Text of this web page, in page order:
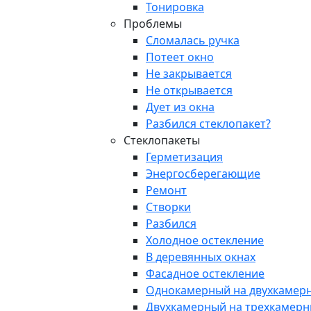
Тонировка
Проблемы
Сломалась ручка
Потеет окно
Не закрывается
Не открывается
Дует из окна
Разбился стеклопакет?
Стеклопакеты
Герметизация
Энергосберегающие
Ремонт
Створки
Разбился
Холодное остекление
В деревянных окнах
Фасадное остекление
Однокамерный на
Двухкамерный на